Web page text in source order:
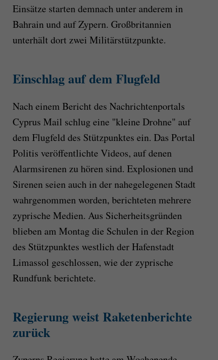
Einsätze starten demnach unter anderem in
Bahrain und auf Zypern. Großbritannien
unterhält dort zwei Militärstützpunkte.
Einschlag auf dem Flugfeld
Nach einem Bericht des Nachrichtenportals
Cyprus Mail schlug eine "kleine Drohne" auf
dem Flugfeld des Stützpunktes ein. Das Portal
Politis veröffentlichte Videos, auf denen
Alarmsirenen zu hören sind. Explosionen und
Sirenen seien auch in der nahegelegenen Stadt
wahrgenommen worden, berichteten mehrere
zyprische Medien. Aus Sicherheitsgründen
blieben am Montag die Schulen in der Region
des Stützpunktes westlich der Hafenstadt
Limassol geschlossen, wie der zyprische
Rundfunk berichtete.
Regierung weist Raketenberichte
zurück